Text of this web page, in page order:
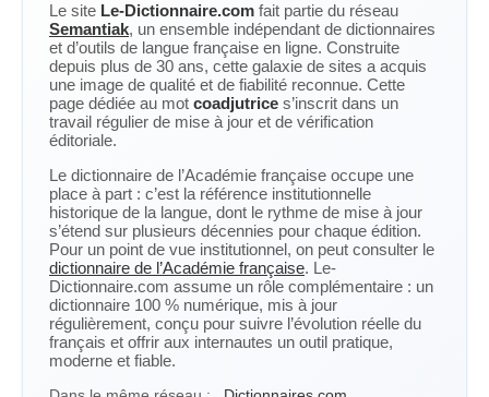
Le site Le-Dictionnaire.com fait partie du réseau
Semantiak, un ensemble indépendant de dictionnaires
et d’outils de langue française en ligne. Construite
depuis plus de 30 ans, cette galaxie de sites a acquis
une image de qualité et de fiabilité reconnue. Cette
page dédiée au mot coadjutrice s’inscrit dans un
travail régulier de mise à jour et de vérification
éditoriale.
Le dictionnaire de l’Académie française occupe une
place à part : c’est la référence institutionnelle
historique de la langue, dont le rythme de mise à jour
s’étend sur plusieurs décennies pour chaque édition.
Pour un point de vue institutionnel, on peut consulter le
dictionnaire de l’Académie française. Le-
Dictionnaire.com assume un rôle complémentaire : un
dictionnaire 100 % numérique, mis à jour
régulièrement, conçu pour suivre l’évolution réelle du
français et offrir aux internautes un outil pratique,
moderne et fiable.